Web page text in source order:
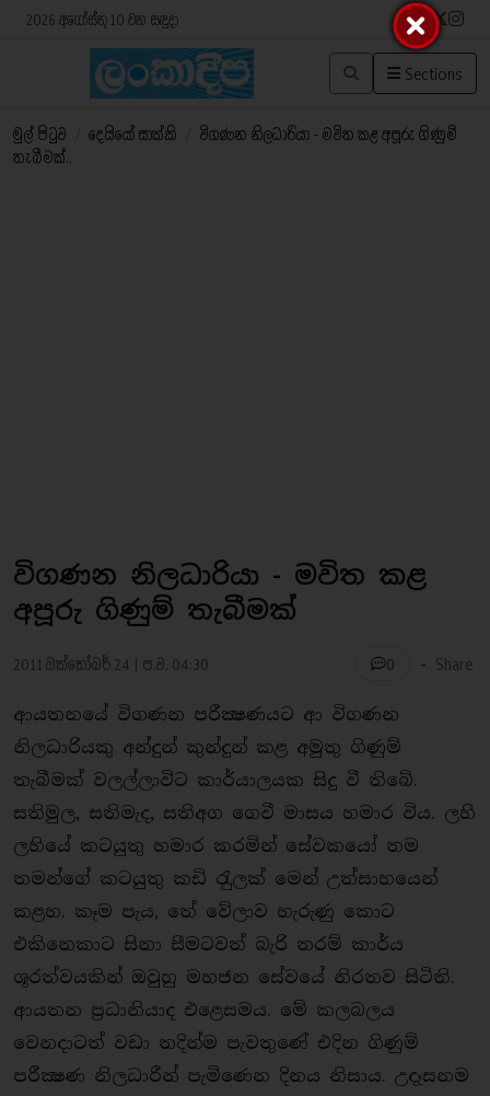
2026 අගෝස්තු 10 වන සඳුදා
Sections
මුල් පිටුව දෙයියෝ සාක්කි
විගණන නිලධාරියා - මවිත කළ අපූරු ගිණුම්
තැබීමක්..
විගණන නිලධාරියා - මවිත කළ
අපූරු ගිණුම් තැබීමක්
2011 ඔක්තෝබර් 24 | ප.ව. 04:30 0 - Share
ආයතනයේ විගණන පරීක්‍ෂණයට ආ විගණන
නිලධාරියකු අන්දුන් කුන්දුන් කළ අමුතු ගිණුම්
තැබීමක් වලල්ලාවිට කාර්යාලයක සිදු වී තිබේ.
සතිමුල, සතිමැද, සතිඅග ගෙවී මාසය හමාර විය. ලහි
ලහියේ කටයුතු හමාර කරමින් සේවකයෝ තම
තමන්ගේ කටයුතු කඩි රැුලක් මෙන් උත්සාහයෙන්
කළහ. කෑම පැය, තේ වේලාව හැරුණු කොට
එකිනෙකාට සිනා සීමටවත් බැරි තරම් කාර්ය
ශූරත්වයකින් ඔවුහු මහජන සේවයේ නිරතව සිටිති.
ආයතන ප‍්‍රධානියාද එළෙසමය. මේ කලබලය
වෙනදාටත් වඩා තදින්ම පැවතුණේ එදින ගිණුම්
පරීක්‍ෂණ නිලධාරීන් පැමිණෙන දිනය නිසාය. උදෑසනම